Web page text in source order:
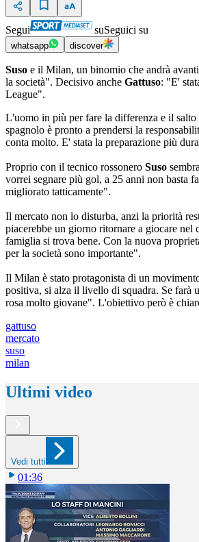
Segui suSeguici su
whatsapp discover
Suso e il Milan, un binomio che andrà
la società". Decisivo anche Gattuso: "E'
League".
L'uomo in più per fare la differenza e il
spagnolo è pronto a prendersi la
conta molto. E' stata la preparazione più
Proprio con il tecnico rossonero Suso
vorrei segnare più gol, a 25 anni non basta
migliorato tatticamente".
Il mercato non lo disturba, anzi la priorità
piacerebbe un giorno ritornare a giocare
famiglia si trova bene. Con la nuova
per la società sono importante".
Il Milan è stato protagonista di un
positiva, si alza il livello di squadra. Se farà
rosa molto giovane". L'obiettivo però è
gattuso
mercato
suso
milan
Ultimi video
Vedi tutti
01:36